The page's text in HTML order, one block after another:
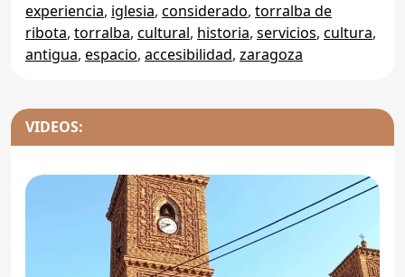
experiencia, iglesia, considerado, torralba de
ribota, torralba, cultural, historia, servicios, cultura,
antigua, espacio, accesibilidad, zaragoza
VIDEOS: